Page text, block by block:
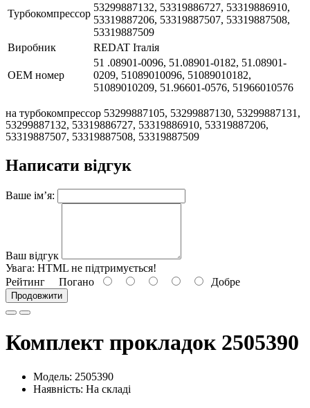
Турбокомпрессор
53299887132, 53319886727, 53319886910,
53319887206, 53319887507, 53319887508,
53319887509
Виробник
REDAT Італія
ОЕМ номер
51 .08901-0096, 51.08901-0182, 51.08901-
0209, 51089010096, 51089010182,
51089010209, 51.96601-0576, 51966010576
на турбокомпрессор 53299887105, 53299887130, 53299887131,
53299887132, 53319886727, 53319886910, 53319887206,
53319887507, 53319887508, 53319887509
Написати відгук
Ваше ім’я:
Ваш відгук
Увага: HTML не підтримується!
Рейтинг Погано Добре
Продовжити
Комплект прокладок 2505390
Модель: 2505390
Наявність: На складі